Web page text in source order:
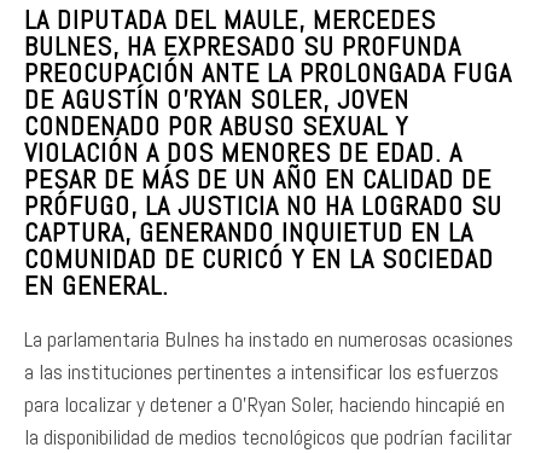
LA DIPUTADA DEL MAULE, MERCEDES
BULNES, HA EXPRESADO SU PROFUNDA
PREOCUPACIÓN ANTE LA PROLONGADA FUGA
DE AGUSTÍN O’RYAN SOLER, JOVEN
CONDENADO POR ABUSO SEXUAL Y
VIOLACIÓN A DOS MENORES DE EDAD. A
PESAR DE MÁS DE UN AÑO EN CALIDAD DE
PRÓFUGO, LA JUSTICIA NO HA LOGRADO SU
CAPTURA, GENERANDO INQUIETUD EN LA
COMUNIDAD DE CURICÓ Y EN LA SOCIEDAD
EN GENERAL.
La parlamentaria Bulnes ha instado en numerosas ocasiones
a las instituciones pertinentes a intensificar los esfuerzos
para localizar y detener a O’Ryan Soler, haciendo hincapié en
la disponibilidad de medios tecnológicos que podrían facilitar